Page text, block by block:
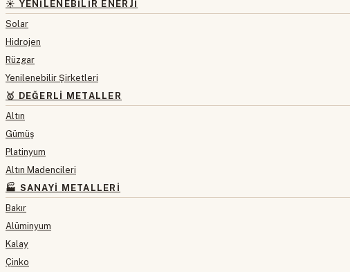
☀️ YENILENEBILIR ENERJI
Solar
Hidrojen
Rüzgar
Yenilenebilir Şirketleri
🥇 DEĞERLI METALLER
Altın
Gümüş
Platinyum
Altın Madencileri
🏭 SANAYI METALLERI
Bakır
Alüminyum
Kalay
Çinko